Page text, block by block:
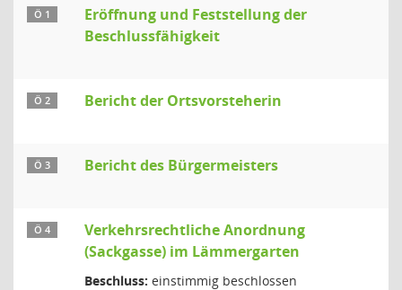
Ö 1
Eröffnung und Feststellung der
Beschlussfähigkeit
Ö 2 Bericht der Ortsvorsteherin
Ö 3 Bericht des Bürgermeisters
Ö 4
Verkehrsrechtliche Anordnung
(Sackgasse) im Lämmergarten
Beschluss: einstimmig beschlossen